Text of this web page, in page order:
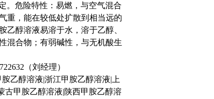
。危险特性：易燃，与空气混合
重，能在较低处扩散到相当远的
乙醇溶液易溶于水，溶于乙醇、
混合物；有弱碱性，与无机酸生
（刘经理）
胺乙醇溶液|浙江甲胺乙醇溶液| 上
古甲胺乙醇溶液|陕西甲胺乙醇溶